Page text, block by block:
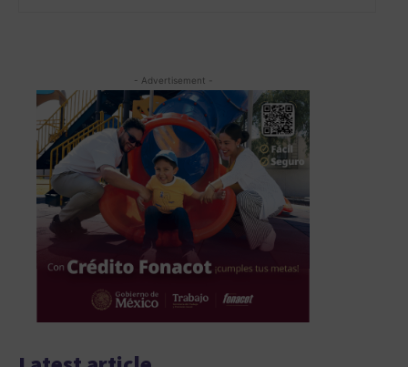
- Advertisement -